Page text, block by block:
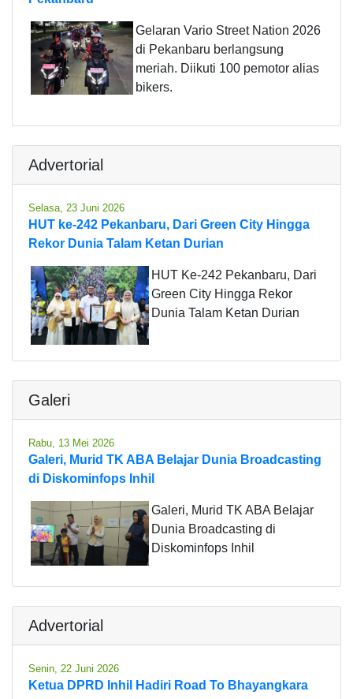
Gelaran Vario Street Nation 2026
di Pekanbaru berlangsung
meriah. Diikuti 100 pemotor alias
bikers.
Advertorial
Selasa, 23 Juni 2026
HUT ke-242 Pekanbaru, Dari Green City Hingga
Rekor Dunia Talam Ketan Durian
HUT Ke-242 Pekanbaru, Dari
Green City Hingga Rekor
Dunia Talam Ketan Durian
Galeri
Rabu, 13 Mei 2026
Galeri, Murid TK ABA Belajar Dunia Broadcasting
di Diskominfops Inhil
Galeri, Murid TK ABA Belajar
Dunia Broadcasting di
Diskominfops Inhil
Advertorial
Senin, 22 Juni 2026
Ketua DPRD Inhil Hadiri Road To Bhayangkara